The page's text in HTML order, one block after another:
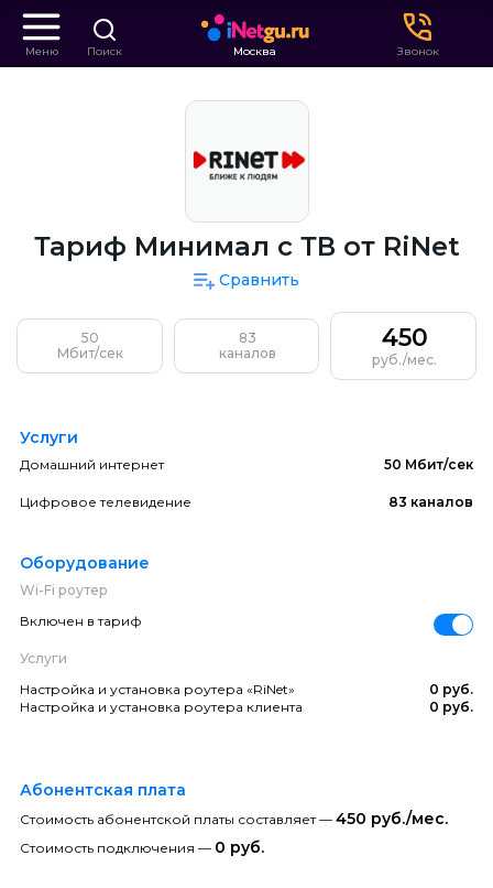
Меню Поиск Москва Звонок
Тариф Минимал с ТВ от RiNet
Сравнить
50
Мбит/сек
83
каналов
450
руб./мес.
Услуги
Домашний интернет 50 Мбит/сек
Цифровое телевидение 83 каналов
Оборудование
Wi-Fi роутер
Включен в тариф
Услуги
Настройка и установка роутера «RiNet»
0 руб.
Настройка и установка роутера клиента
0 руб.
Абонентская плата
Стоимость абонентской платы составляет — 450 руб./мес.
Стоимость подключения — 0 руб.